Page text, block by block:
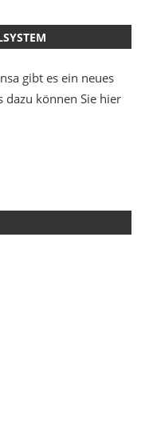
gibt es ein neues
dazu können Sie hier